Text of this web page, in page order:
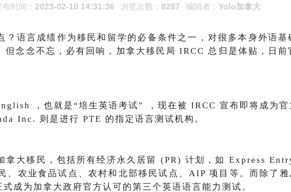
布时间： 2023-02-10 14:31:36 浏览次数： 8287 编辑者： Yolo加拿大
？语言成绩作为移民和留学的必备条件之一，对很多本身外语基
但念念不忘，必有回响，加拿大移民局 IRCC 总归是体贴，日前
，也就是“培生英语考试” ，现在被 IRCC 宣布即将成为官
Inc. 则是进行 PTE 的指定语言测试机构。
拿大移民，包括所有经济永久居留 (PR) 计划，如 Express
、农业食品试点、农村和北部移民试点、AIP 项目等。 而除了
式成为加拿大政府官方认可的第三个英语语言能力测试。